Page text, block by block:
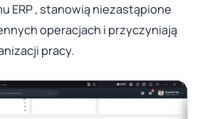
ERP , stanowią niezastąpione
operacjach i przyczyniają
pracy.